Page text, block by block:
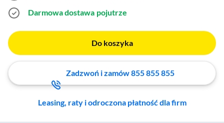
Darmowa dostawa pojutrze
Do koszyka
Zadzwoń i zamów 855 855 855
Leasing, raty i odroczona płatność dla firm